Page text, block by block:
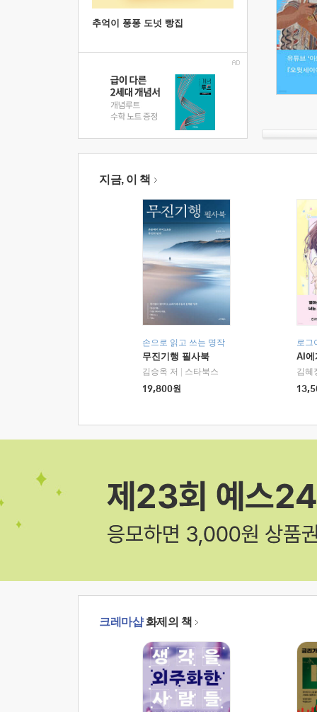
추억이 퐁퐁 도넛 빵집
지금, 이 책
손으로 읽고 쓰는 명작
무진기행 필사북
김승옥 저
스타북스
19,800원
로그
AI에
김혜
크레마샵화제의 책